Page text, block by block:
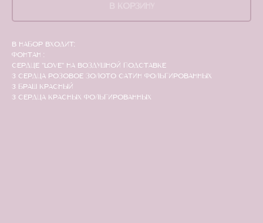
В набор входит:
Фонтан :
Сердце "Love" на воздушной подставке
3 сердца розовое золото сатин фольгированных
3 браш красный
3 сердца красных фольгированных